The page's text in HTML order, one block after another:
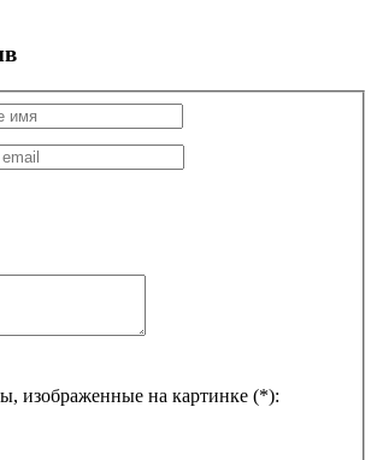
изображенные на картинке (*):